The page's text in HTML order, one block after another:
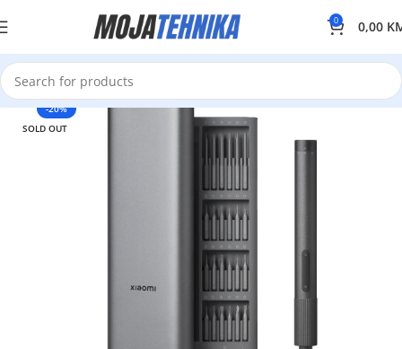
0 0,00
-20%
SOLD OUT